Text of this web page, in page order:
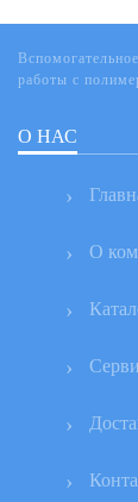
работы с
О НАС
О